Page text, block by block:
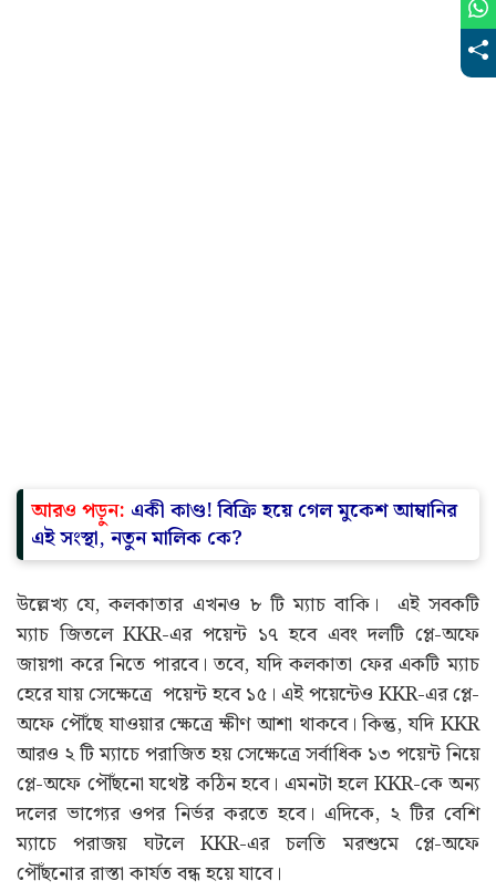
আরও পড়ুন: একী কাণ্ড! বিক্রি হয়ে গেল মুকেশ আম্বানির
এই সংস্থা, নতুন মালিক কে?
উল্লেখ্য যে, কলকাতার এখনও ৮ টি ম্যাচ বাকি। এই সবকটি
ম্যাচ জিতলে KKR-এর পয়েন্ট ১৭ হবে এবং দলটি প্লে-অফে
জায়গা করে নিতে পারবে। তবে, যদি কলকাতা ফের একটি ম্যাচ
হেরে যায় সেক্ষেত্রে পয়েন্ট হবে ১৫। এই পয়েন্টেও KKR-এর প্লে-
অফে পৌঁছে যাওয়ার ক্ষেত্রে ক্ষীণ আশা থাকবে। কিন্তু, যদি KKR
আরও ২ টি ম্যাচে পরাজিত হয় সেক্ষেত্রে সর্বাধিক ১৩ পয়েন্ট নিয়ে
প্লে-অফে পৌঁছনো যথেষ্ট কঠিন হবে। এমনটা হলে KKR-কে অন্য
দলের ভাগ্যের ওপর নির্ভর করতে হবে। এদিকে, ২ টির বেশি
ম্যাচে পরাজয় ঘটলে KKR-এর চলতি মরশুমে প্লে-অফে
পৌঁছনোর রাস্তা কার্যত বন্ধ হয়ে যাবে।